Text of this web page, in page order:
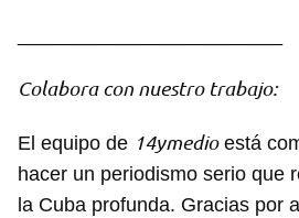
Colabora con nuestro trabajo:
El equipo de 14ymedioestá
hacer un periodismo serio que
la Cuba profunda. Gracias por